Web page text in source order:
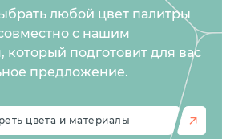
любой цвет палитры
с нашим
подготовит для вас
предложение.
цвета и материалы